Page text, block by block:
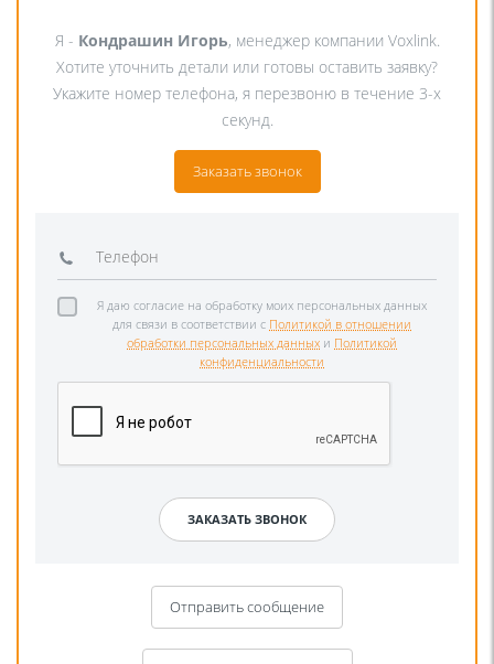
Я - Кондрашин Игорь, менеджер компании Voxlink.
Хотите уточнить детали или готовы оставить заявку?
Укажите номер телефона, я перезвоню в течение 3-х
секунд.
Заказать звонок
Я даю согласие на обработку моих персональных данных
для связи в соответствии с Политикой в отношении
обработки персональных данных и Политикой
конфиденциальности
Отправить сообщение